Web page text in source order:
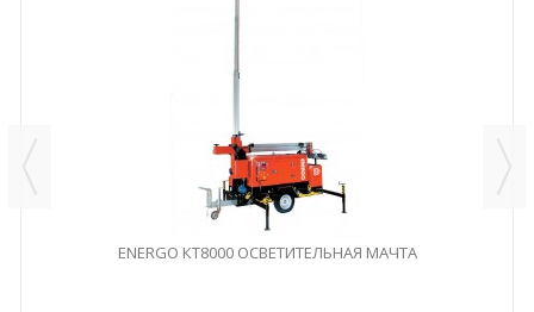
ENERGO КТ8000 ОСВЕТИТЕЛЬНАЯ МАЧТА